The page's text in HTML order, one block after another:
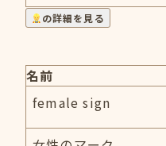
の詳細を見る
名前
female sign